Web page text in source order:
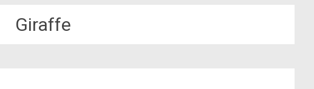
Giraffe